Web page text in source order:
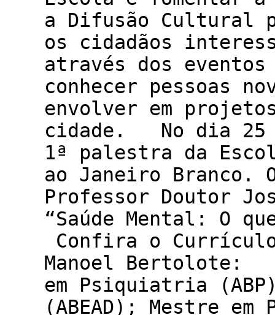
a Difusão Cultural
os cidadãos
através dos
conhecer pessoas
envolver em
cidade. No dia 25
1ª palestra da
ao Janeiro Branco.
Professor Doutor
“Saúde Mental: O
Confira o
Manoel Bertolote:
em Psiquiatria
(ABEAD); Mestre